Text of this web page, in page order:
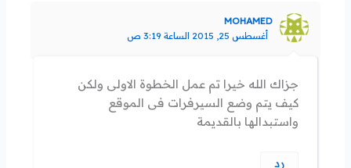
MOHAMED
أغسطس 25, 2015 الساعة 3:19 ص
جزاك الله خيرا تم عمل الخطوة الاولى ولكن
كيف يتم وضع السيرفرات فى الموقع
واستبدالها بالقديمة
رد